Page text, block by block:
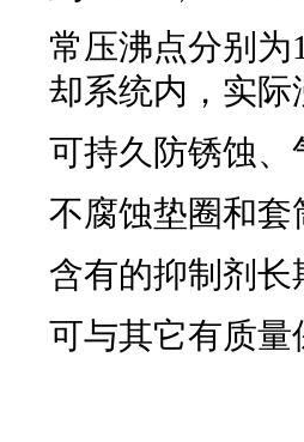
常压沸点分别为
却系统内，实
可持久防锈蚀
不腐蚀垫圈和套
含有的抑制剂
可与其它有质